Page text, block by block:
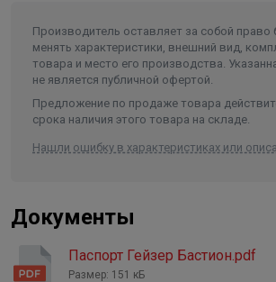
Материал: корпус - SAN, крышка –
Производство – Китай.
Производитель оставляет за собой право
менять характеристики, внешний вид,
товара и место его производства.
не является публичной офертой.
Предложение по продаже товара
срока наличия этого товара на складе.
Нашли ошибку в характеристиках или
Документы
Паспорт Гейзер Бастион.pdf
Размер: 151 кБ